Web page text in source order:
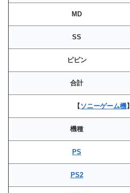
MD
SS
ピピン
合計
【ソニーゲーム機】
機種
PS
PS2